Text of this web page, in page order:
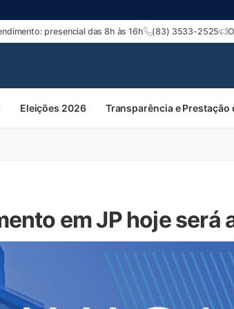
presencial das 8h às 16h (83) 3533-2525
Eleições 2026 Transparência e Prestação
em JP hoje será